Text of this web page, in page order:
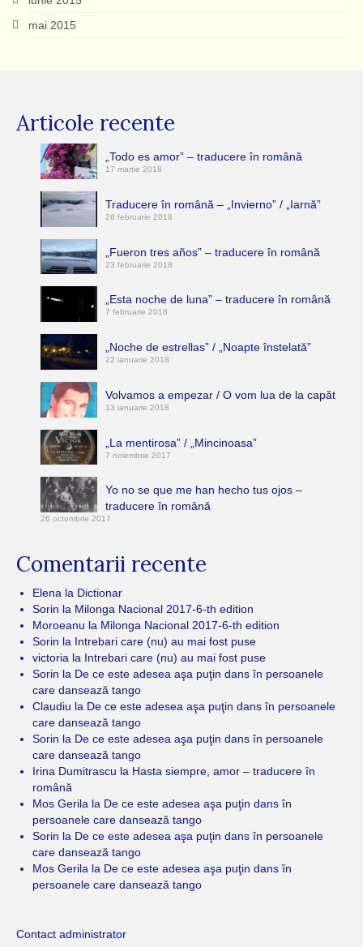
mai 2015
Articole recente
„Todo es amor” – traducere în română
17 martie 2018
Traducere în română – „Invierno” / „Iarnă”
26 februarie 2018
„Fueron tres años” – traducere în română
23 februarie 2018
„Esta noche de luna” – traducere în română
7 februarie 2018
„Noche de estrellas” / „Noapte înstelată”
22 ianuarie 2018
Volvamos a empezar / O vom lua de la capăt
13 ianuarie 2018
„La mentirosa” / „Mincinoasa”
7 noiembrie 2017
Yo no se que me han hecho tus ojos –
traducere în română
26 octombrie 2017
Comentarii recente
Elena la Dictionar
Sorin la Milonga Nacional 2017-6-th edition
Moroeanu la Milonga Nacional 2017-6-th edition
Sorin la Intrebari care (nu) au mai fost puse
victoria la Intrebari care (nu) au mai fost puse
Sorin la De ce este adesea aşa puţin dans în persoanele
care dansează tango
Claudiu la De ce este adesea aşa puţin dans în persoanele
care dansează tango
Sorin la De ce este adesea aşa puţin dans în persoanele
care dansează tango
Irina Dumitrascu la Hasta siempre, amor – traducere în
română
Mos Gerila la De ce este adesea aşa puţin dans în
persoanele care dansează tango
Sorin la De ce este adesea aşa puţin dans în persoanele
care dansează tango
Mos Gerila la De ce este adesea aşa puţin dans în
persoanele care dansează tango
Contact administrator